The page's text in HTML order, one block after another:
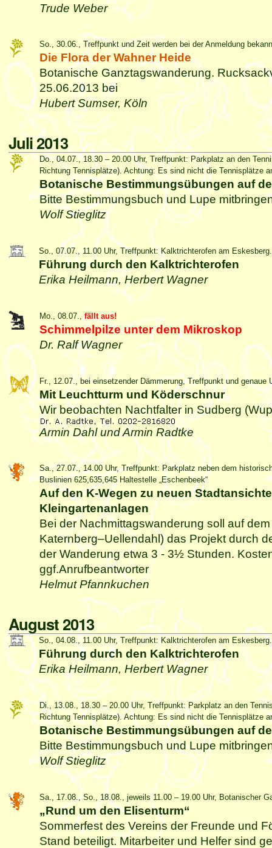
Trude Weber
So., 30.06., Treffpunkt und Zeit werden bei der Anmeldung
Die Flora der Wahner Heide
Botanische Ganztagswanderung.
25.06.2013 bei
Hubert Sumser, Köln
Juli 2013
Do., 04.07., 18.30 – 20.00 Uhr, Treffpunkt: Parkplatz an den
Richtung Tennisplätze). Achtung: Es sind nicht die Tennisplätze
Botanische Bestimmungsübungen auf
Bitte Bestimmungsbuch und Lupe
Wolf Stieglitz
So., 07.07., 11.00 Uhr, Treffpunkt: Kalktrichterofen am Eskesberg.
Führung durch den Kalktrichterofen
Erika Heilmann, Herbert Wagner
Mo., 08.07.,fällt aus!
Schimmelpilze unter dem Mikroskop
Dr. Ralf Wagner
Fr., 12.07., bei einsetzender Dämmerung, Treffpunkt und genaue
Mit Leuchtturm und Köderschnur
Wir beobachten Nachtfalter in Sudberg
Armin Dahl und Armin Radtke
Sa., 27.07., 14.00 Uhr, Treffpunkt: Parkplatz neben dem
Buslinien 625,635,645 Haltestelle „Eschenbeek“
Auf den K-Wegen zu neuen
Kleingartenanlagen
Bei der Nachmittagswanderung soll auf
Katernberg–Uellendahl) das Projekt durch
der Wanderung etwa 3 - 3½ Stunden.
ggf.Anrufbeantworter
Helmut Pfannkuchen
August 2013
So., 04.08., 11.00 Uhr, Treffpunkt: Kalktrichterofen am Eskesberg.
Führung durch den Kalktrichterofen
Erika Heilmann, Herbert Wagner
Di., 13.08., 18.30 – 20.00 Uhr, Treffpunkt: Parkplatz an den
Richtung Tennisplätze). Achtung: Es sind nicht die Tennisplätze
Botanische Bestimmungsübungen auf
Bitte Bestimmungsbuch und Lupe
Wolf Stieglitz
Sa., 17.08., So., 18.08., jeweils 11.00 – 19.00 Uhr, Botanischer
„Rund um den Elisenturm“
Sommerfest des Vereins der Freunde und
Stand beteiligt. Mitarbeiter und Helfer sind